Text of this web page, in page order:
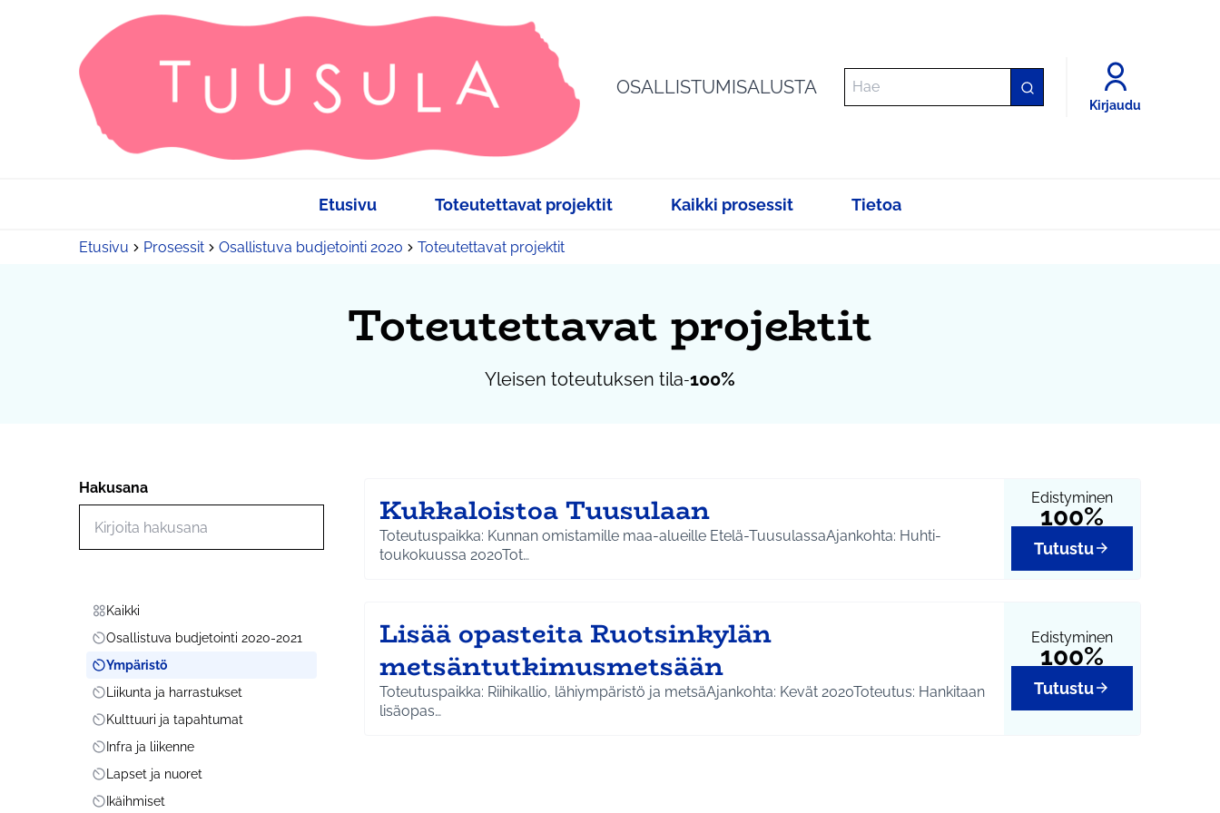
OSALLISTUMISALUSTA
Kirjaudu
Etusivu Toteutettavat projektit Kaikki prosessit Tietoa
Etusivu Prosessit Osallistuva budjetointi 2020 Toteutettavat projektit
Toteutettavat projektit
Yleisen toteutuksen tila-100%
Hakusana
Scope
Kaikki
ScopeOsallistuva budjetointi 2020-2021
ScopeYmpäristö
ScopeLiikunta ja harrastukset
ScopeKulttuuri ja tapahtumat
Scope
Infra ja liikenne
ScopeLapset ja nuoret
Scope
Ikäihmiset
Kukkaloistoa Tuusulaan
Toteutuspaikka: Kunnan omistamille maa-alueille Etelä-TuusulassaAjankohta: Huhti-
toukokuussa 2020Tot…
Edistyminen
100%
Tutustu
Lisää opasteita Ruotsinkylän
metsäntutkimusmetsään
Toteutuspaikka: Riihikallio, lähiympäristö ja metsäAjankohta: Kevät 2020Toteutus: Hankitaan
lisäopas…
Edistyminen
100%
Tutustu